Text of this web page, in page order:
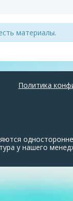
материалы.
Политика
у нашего